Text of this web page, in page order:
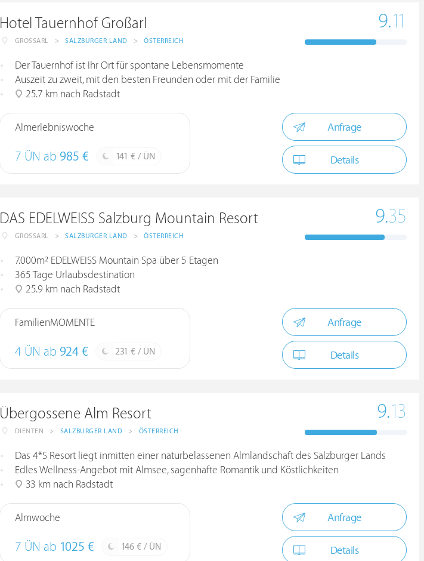
Hotel Tauernhof Großarl
GROSSARL > SALZBURGER LAND > ÖSTERREICH
9.11
Der Tauernhof ist Ihr Ort für spontane Lebensmomente
Auszeit zu zweit, mit den besten Freunden oder mit der Familie
25.7 km nach Radstadt
Almerlebniswoche
7 ÜN ab 985 € 141 € / ÜN
Anfrage
Details
DAS EDELWEISS Salzburg Mountain Resort
GROSSARL > SALZBURGER LAND > ÖSTERREICH
9.35
7.000m² EDELWEISS Mountain Spa über 5 Etagen
365 Tage Urlaubsdestination
25.9 km nach Radstadt
FamilienMOMENTE
4 ÜN ab 924 € 231 € / ÜN
Anfrage
Details
Übergossene Alm Resort
DIENTEN > SALZBURGER LAND > ÖSTERREICH
9.13
Das 4*S Resort liegt inmitten einer naturbelassenen Almlandschaft des Salzburger Lands
Edles Wellness-Angebot mit Almsee, sagenhafte Romantik und Köstlichkeiten
33 km nach Radstadt
Almwoche
7 ÜN ab 1025 € 146 € / ÜN
Anfrage
Details